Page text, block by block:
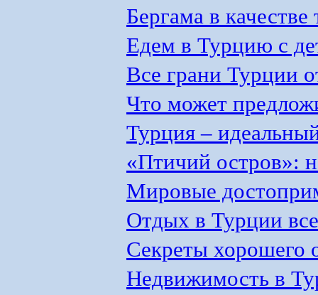
Бергама в
Едем в Турцию с
Все грани Турции
Что может
Турция –
«Птичий остров»:
Мировые
Отдых в Турции
Секреты хорошего
Недвижимость в